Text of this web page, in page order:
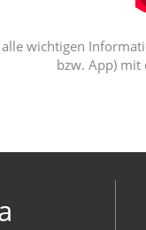
wichtigen
bzw. App) mit